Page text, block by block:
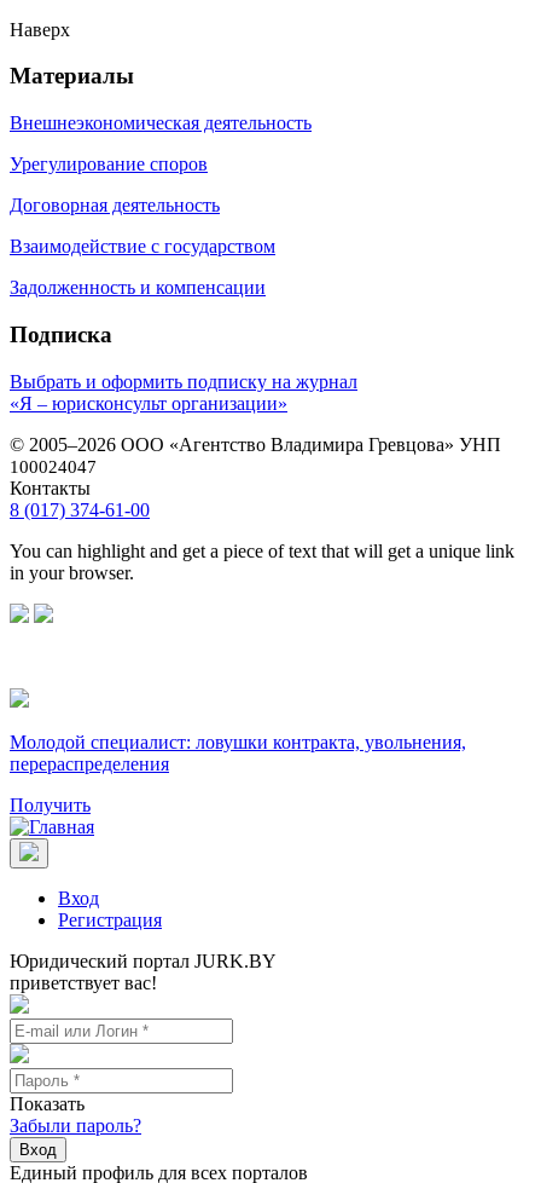
Наверх
Материалы
Внешнеэкономическая деятельность
Урегулирование споров
Договорная деятельность
Взаимодействие с государством
Задолженность и компенсации
Подписка
Выбрать и оформить подписку на журнал
«Я – юрисконсульт организации»
© 2005–2026 ООО «Агентство Владимира Гревцова» УНП
100024047
Контакты
8 (017) 374-61-00
You can highlight and get a piece of text that will get a unique link
in your browser.
Молодой специалист: ловушки контракта, увольнения,
перераспределения
Получить
Вход
Регистрация
Юридический портал JURK.BY
приветствует вас!
Показать
Забыли пароль?
Вход
Единый профиль для всех порталов